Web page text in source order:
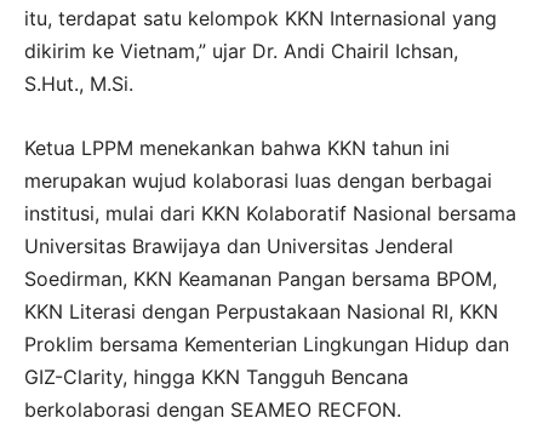
itu, terdapat satu kelompok KKN Internasional yang
dikirim ke Vietnam,” ujar Dr. Andi Chairil Ichsan,
S.Hut., M.Si.
Ketua LPPM menekankan bahwa KKN tahun ini
merupakan wujud kolaborasi luas dengan berbagai
institusi, mulai dari KKN Kolaboratif Nasional bersama
Universitas Brawijaya dan Universitas Jenderal
Soedirman, KKN Keamanan Pangan bersama BPOM,
KKN Literasi dengan Perpustakaan Nasional RI, KKN
Proklim bersama Kementerian Lingkungan Hidup dan
GIZ-Clarity, hingga KKN Tangguh Bencana
berkolaborasi dengan SEAMEO RECFON.